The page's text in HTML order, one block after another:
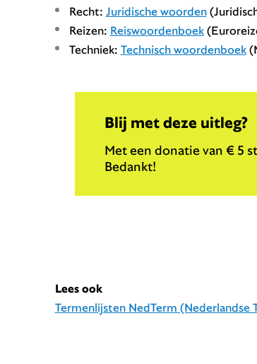
Recht: Juridische woorden
Reizen: Reiswoordenboek
Techniek: Technisch woordenboek
Blij met deze uitleg?
Met een donatie van € 5
Bedankt!
Lees ook
Termenlijsten NedTerm (Nederlandse